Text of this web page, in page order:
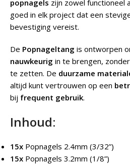
popnagels zijn zowel functioneel
goed in elk project dat een
bevestiging vereist.
De Popnageltang is ontworpen
nauwkeurig in te brengen,
te zetten. De duurzame
altijd kunt vertrouwen op een
bij frequent gebruik.
Inhoud:
15x Popnagels 2.4mm (3/32”)
15x Popnagels 3.2mm (1/8”)